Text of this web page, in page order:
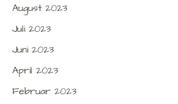
August 2023
Juli 2023
Juni 2023
April 2023
Februar 2023